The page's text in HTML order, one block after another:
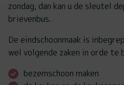
zondag, dan kan u de sleutel
brievenbus.
De eindschoonmaak is
wel volgende zaken in orde te
bezemschoon maken